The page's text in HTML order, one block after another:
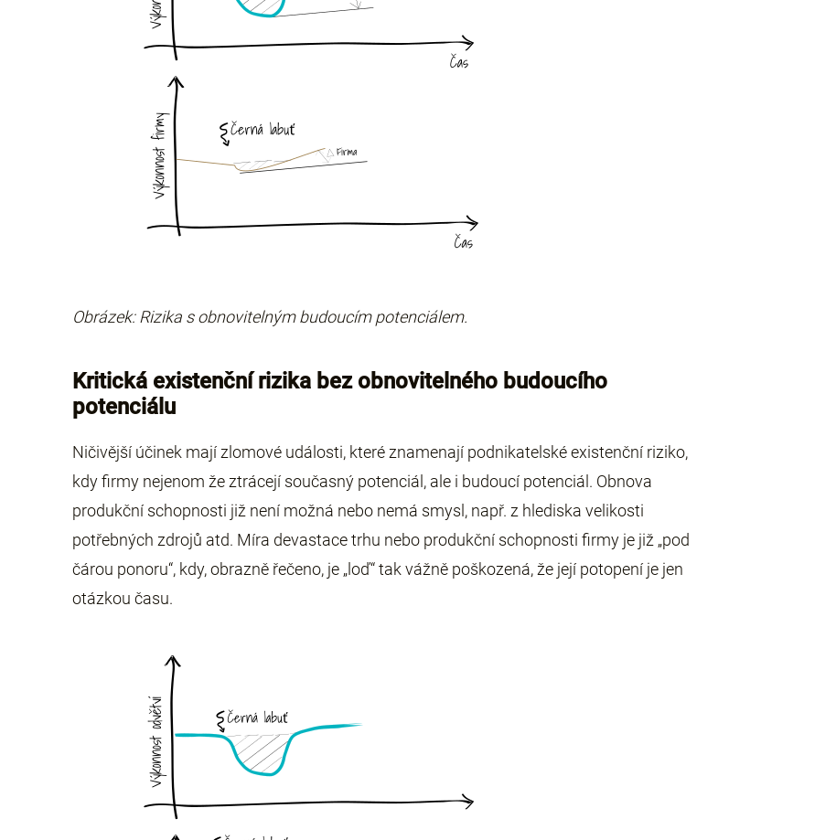
Obrázek: Rizika s obnovitelným budoucím potenciálem.
Kritická existenční rizika bez obnovitelného budoucího
potenciálu
Ničivější účinek mají zlomové události, které znamenají podnikatelské existenční riziko,
kdy firmy nejenom že ztrácejí současný potenciál, ale i budoucí potenciál. Obnova
produkční schopnosti již není možná nebo nemá smysl, např. z hlediska velikosti
potřebných zdrojů atd. Míra devastace trhu nebo produkční schopnosti firmy je již „pod
čárou ponoru“, kdy, obrazně řečeno, je „loď“ tak vážně poškozená, že její potopení je jen
otázkou času.